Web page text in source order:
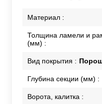
Материал :
Толщина ламели и
(мм) :
Вид покрытия :
Глубина секции (мм) :
Ворота, калитка :